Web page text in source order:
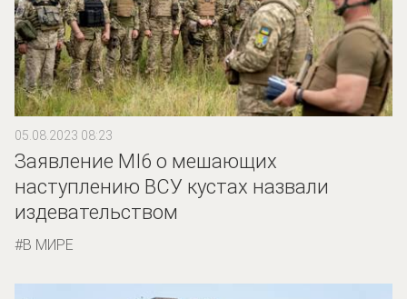
05.08.2023 08:23
Заявление MI6 о мешающих
наступлению ВСУ кустах назвали
издевательством
В МИРЕ